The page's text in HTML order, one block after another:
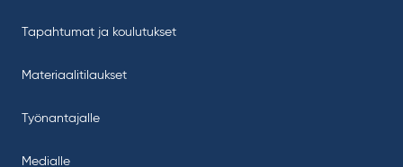
Tapahtumat ja koulutukset
Materiaalitilaukset
Työnantajalle
Medialle